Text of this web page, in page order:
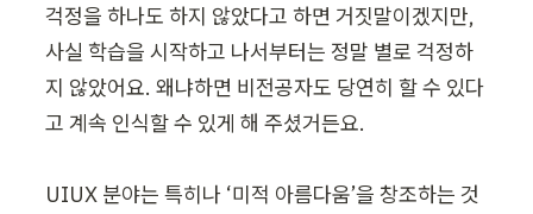
걱정을 하나도 하지 않았다고 하면 거짓말이겠지만,
사실 학습을 시작하고 나서부터는 정말 별로 걱정하
지 않았어요. 왜냐하면 비전공자도 당연히 할 수 있다
고 계속 인식할 수 있게 해 주셨거든요.
UIUX 분야는 특히나 ‘미적 아름다움’을 창조하는 것